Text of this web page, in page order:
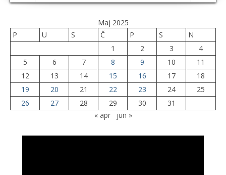
Maj 2025
P
U S Č P S
N
1
2 3
4
5
6 7 8 9 10
11
12
13 14 15 16 17
18
19
20 21 22 23 24
25
26
27 28 29 30
31
« apr
jun »